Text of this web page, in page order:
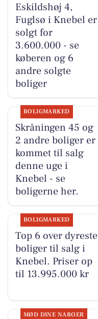
Eskildshøj 4,
Fuglsø i Knebel er
solgt for
3.600.000 - se
køberen og 6
andre solgte
boliger
BOLIGMARKED
Skråningen 45 og
2 andre boliger er
kommet til salg
denne uge i
Knebel - se
boligerne her.
BOLIGMARKED
Top 6 over dyreste
boliger til salg i
Knebel. Priser op
til 13.995.000 kr
MØD DINE NABOER